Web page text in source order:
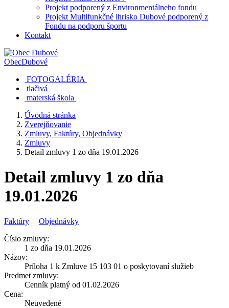
Projekt podporený z Environmentálneho fondu
Projekt Multifunkčné ihrisko Dubové podporený z
Fondu na podporu športu
Kontakt
ObecDubové
FOTOGALÉRIA
tlačivá
materská škola
Úvodná stránka
Zverejňovanie
Zmluvy, Faktúry, Objednávky
Zmluvy
Detail zmluvy 1 zo dňa 19.01.2026
Detail zmluvy 1 zo dňa
19.01.2026
Faktúry | Objednávky
Číslo zmluvy:
1 zo dňa 19.01.2026
Názov:
Príloha 1 k Zmluve 15 103 01 o poskytovaní služieb
Predmet zmluvy:
Cenník platný od 01.02.2026
Cena:
Neuvedené